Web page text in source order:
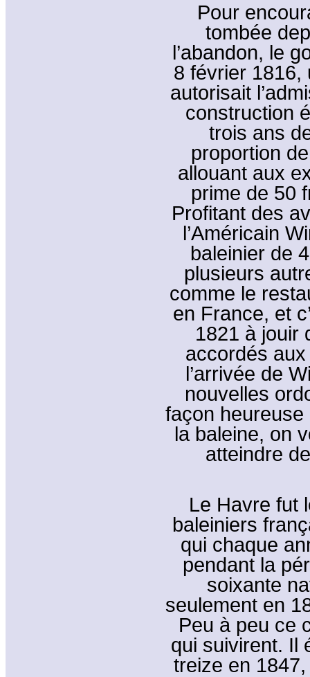
Pour
tombée
l’abandon, le
8 février 1816,
autorisait
construction
trois ans
proportion
allouant aux
prime de 50
Profitant des
l’Américain
baleinier de
plusieurs
comme le
en France, et
1821 à jouir
accordés
l’arrivée de
nouvelles
façon
la baleine, on
atteindre
Le Havre fut
baleiniers
qui chaque
pendant la
soixante
seulement en
Peu à peu ce
qui suivirent. Il
treize en